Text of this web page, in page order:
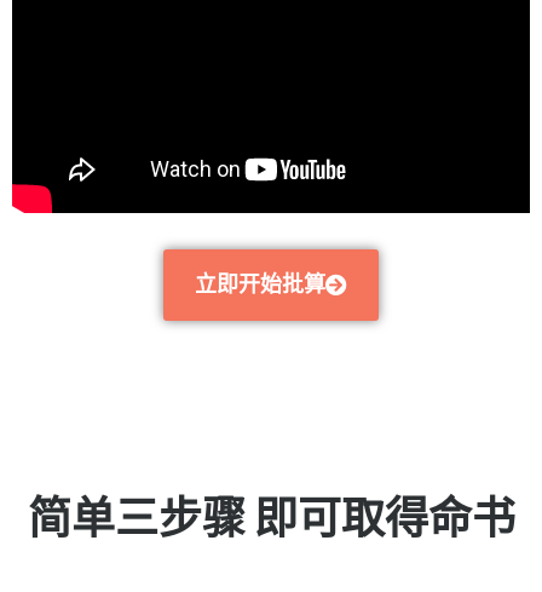
立即开始批算
简单三步骤 即可取得命书